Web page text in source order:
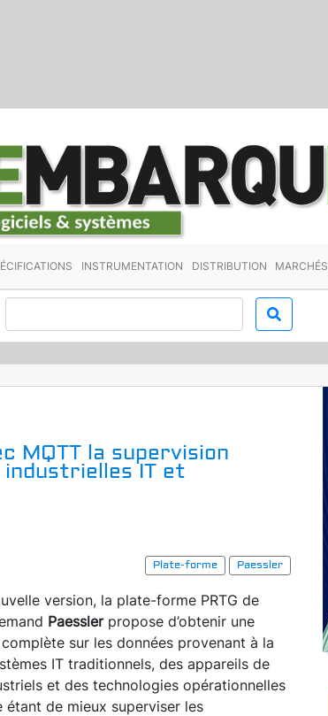
INSTRUMENTATION DISTRIBUTION MARCHÉS
MQTT la supervision
IT et
Plate-forme
Paessler
version, la plate-forme PRTG de
Paesslerpropose d’obtenir une
sur les données provenant à la
IT traditionnels, des appareils de
et des technologies opérationnelles
étant de mieux superviser les